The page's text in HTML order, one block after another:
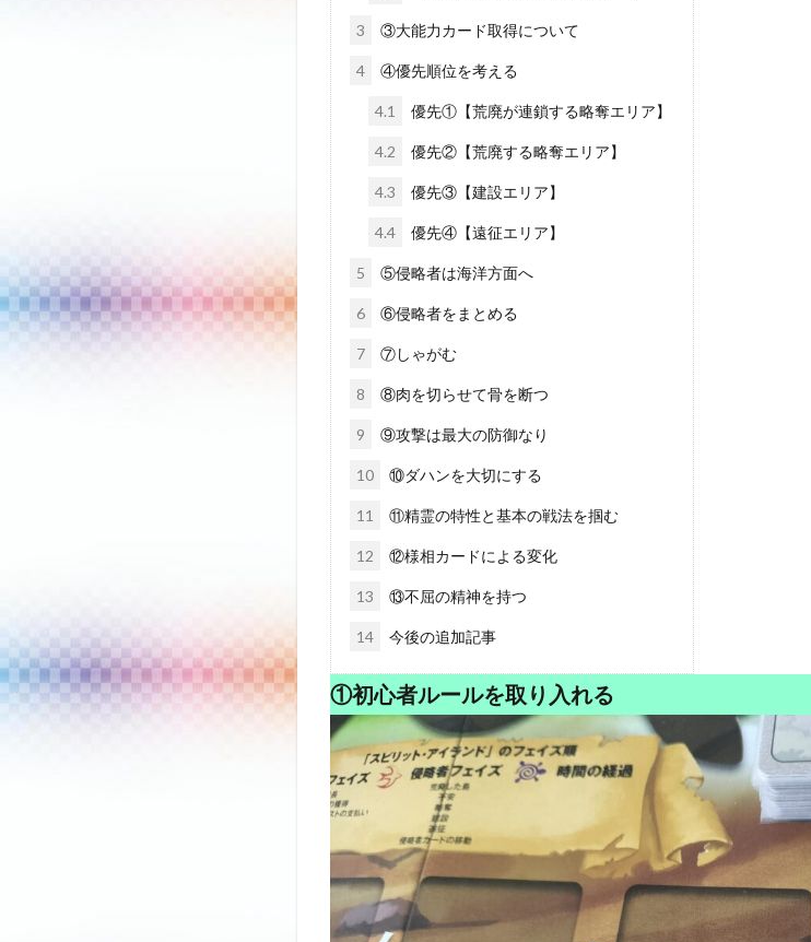
3 ③大能力カード取得について
4 ④優先順位を考える
4.1 優先①【荒廃が連鎖する略奪エリア】
4.2 優先②【荒廃する略奪エリア】
4.3 優先③【建設エリア】
4.4 優先④【遠征エリア】
5 ⑤侵略者は海洋方面へ
6 ⑥侵略者をまとめる
7 ⑦しゃがむ
8 ⑧肉を切らせて骨を断つ
9 ⑨攻撃は最大の防御なり
10 ⑩ダハンを大切にする
11 ⑪精霊の特性と基本の戦法を掴む
12 ⑫様相カードによる変化
13 ⑬不屈の精神を持つ
14 今後の追加記事
①初心者ルールを取り入れる